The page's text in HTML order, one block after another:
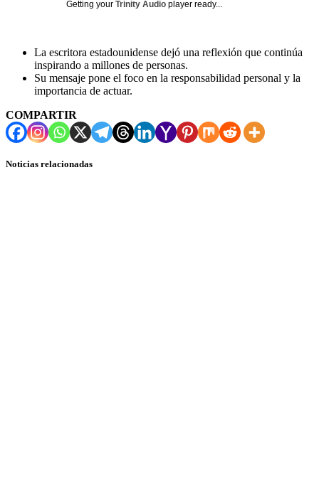
Getting your Trinity Audio player ready...
La escritora estadounidense dejó una reflexión que continúa
inspirando a millones de personas.
Su mensaje pone el foco en la responsabilidad personal y la
importancia de actuar.
COMPARTIR
Noticias relacionadas